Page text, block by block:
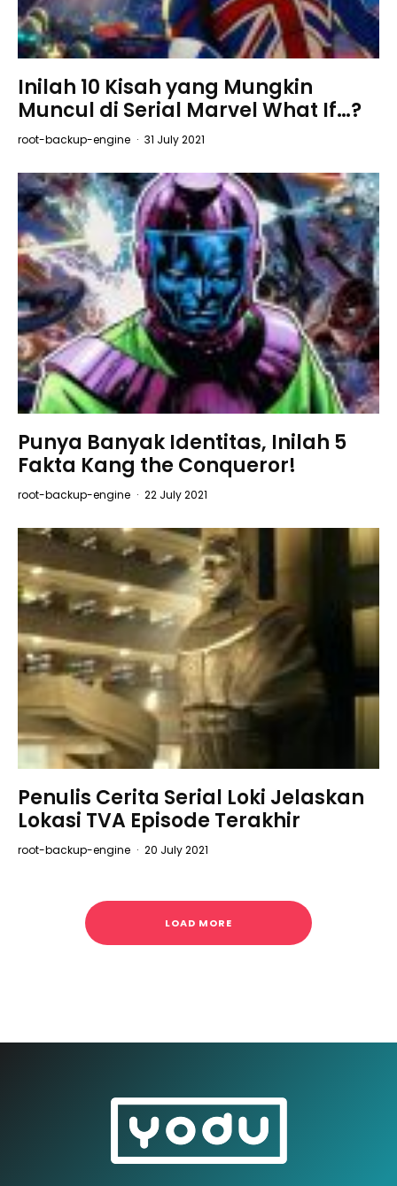
Inilah 10 Kisah yang Mungkin
Muncul di Serial Marvel What If…?
root-backup-engine · 31 July 2021
Punya Banyak Identitas, Inilah 5
Fakta Kang the Conqueror!
root-backup-engine · 22 July 2021
Penulis Cerita Serial Loki Jelaskan
Lokasi TVA Episode Terakhir
root-backup-engine · 20 July 2021
LOAD MORE